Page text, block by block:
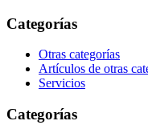
Categorías
Otras categorías
Artículos de otras
Servicios
Categorías